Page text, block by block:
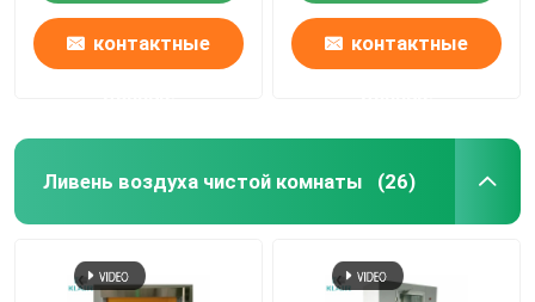
контактные контактные
Ливень воздуха чистой комнаты (26)